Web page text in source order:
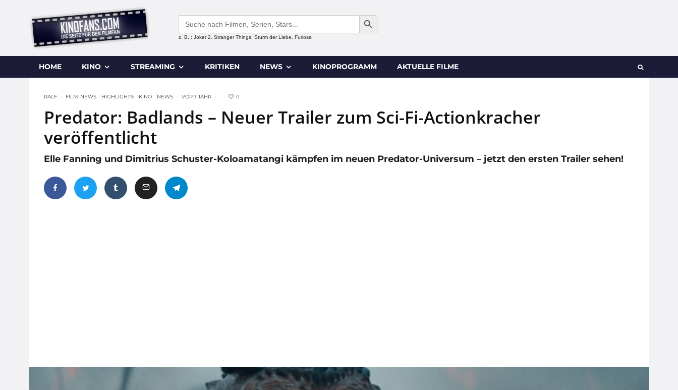
Search
for:
SEARCH BUTTON
z. B. : Joker 2, Stranger Things, Sturm der Liebe, Furiosa
HOME KINO STREAMING KRITIKEN NEWS KINOPROGRAMM AKTUELLE FILME
RALF · FILM-NEWS HIGHLIGHTS KINO NEWS · VOR 1 JAHR · · 0
Predator: Badlands – Neuer Trailer zum Sci-Fi-Actionkracher
veröffentlicht
Elle Fanning und Dimitrius Schuster-Koloamatangi kämpfen im neuen Predator-Universum – jetzt den ersten Trailer sehen!